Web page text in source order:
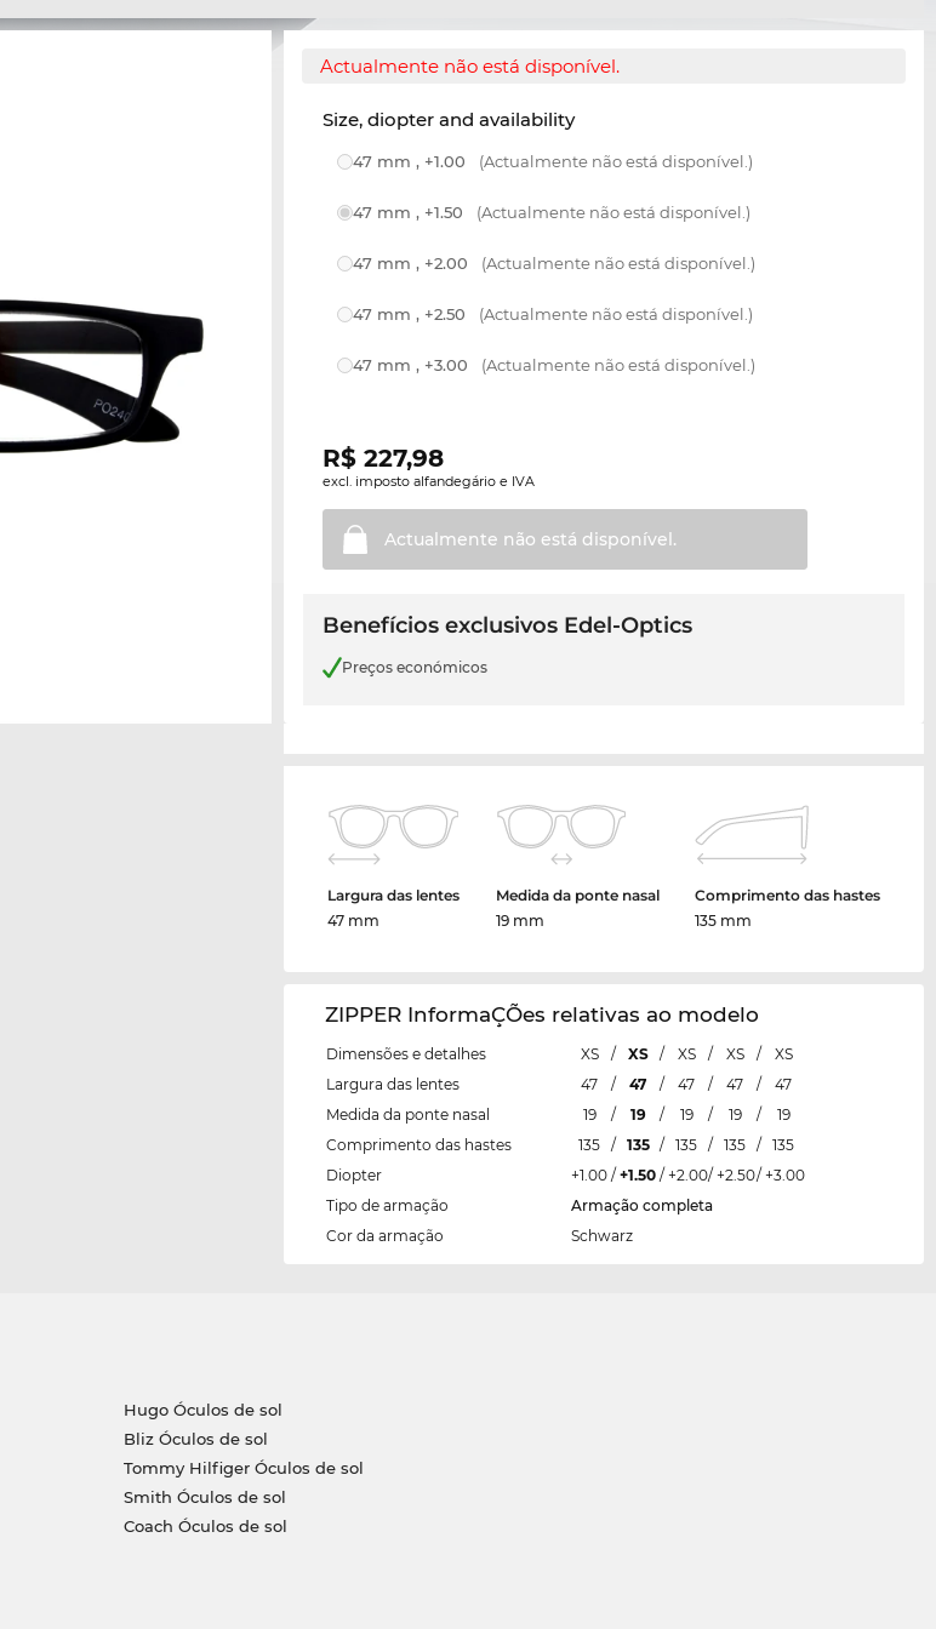
Actualmente não está disponível.
Size, diopter and availability
47 mm , +1.00 (Actualmente não está disponível.)
47 mm , +1.50 (Actualmente não está disponível.)
47 mm , +2.00 (Actualmente não está disponível.)
47 mm , +2.50 (Actualmente não está disponível.)
47 mm , +3.00 (Actualmente não está disponível.)
R$227,98
excl. imposto alfandegário e IVA
Actualmente não está disponível.
Benefícios exclusivos Edel-Optics
Preços económicos
Largura das lentes
47 mm
Medida da ponte nasal
19 mm
Comprimento das hastes
135 mm
ZIPPER InformaÇÕes relativas ao modelo
Dimensões e detalhes XS / XS / XS / XS /
XS
Largura das lentes
47 / 47 / 47 / 47 /
47
Medida da ponte nasal
19 / 19 / 19 / 19 /
19
Comprimento das hastes
135 / 135 / 135 / 135 /
135
Diopter
+1.00 / +1.50 / +2.00/ +2.50/ +3.00
Tipo de armação
Armação completa
Cor da armação
Schwarz
Hugo Óculos de sol
Bliz Óculos de sol
Tommy Hilfiger Óculos de sol
Smith Óculos de sol
Coach Óculos de sol